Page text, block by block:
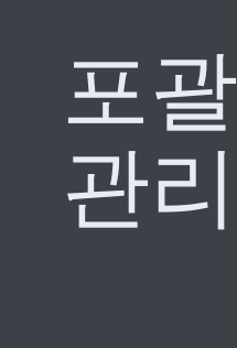
포
관